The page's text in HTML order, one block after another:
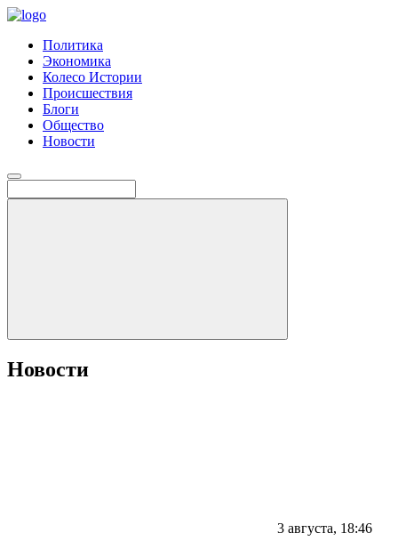
Политика
Экономика
Колесо Истории
Происшествия
Блоги
Общество
Новости
Новости
3 августа, 18:46